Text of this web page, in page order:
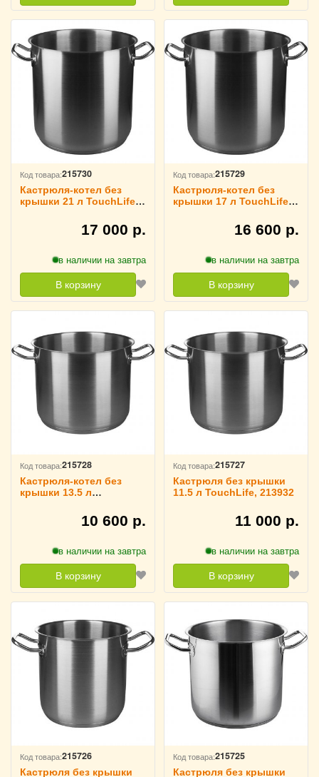
Код товара:215730
Кастрюля-котел без
крышки 21 л TouchLife,
17 000 р.
в наличии на завтра
В корзину
Код товара:215729
Кастрюля-котел без
крышки 17 л TouchLife,
16 600 р.
в наличии на завтра
В корзину
Код товара:215728
Кастрюля-котел без
крышки 13.5 л
10 600 р.
в наличии на завтра
В корзину
Код товара:215727
Кастрюля без крышки
11.5 л TouchLife, 213932
11 000 р.
в наличии на завтра
В корзину
Код товара:215726
Кастрюля без крышки
Код товара:215725
Кастрюля без крышки